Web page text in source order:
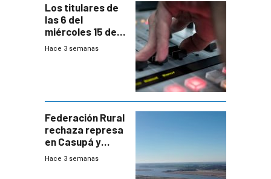
Los titulares de
las 6 del
miércoles 15 de
julio de 2026
Hace 3 semanas
Federación Rural
rechaza represa
en Casupá y
firma demanda
Hace 3 semanas